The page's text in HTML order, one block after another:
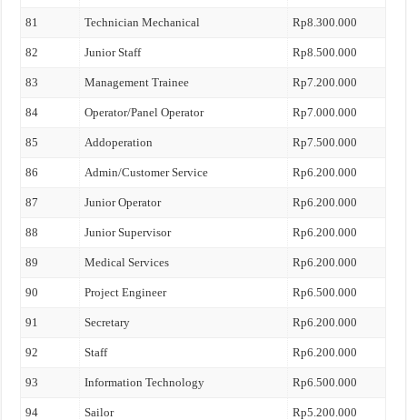
81 Technician Mechanical Rp8.300.000
82 Junior Staff Rp8.500.000
83 Management Trainee Rp7.200.000
84 Operator/Panel Operator Rp7.000.000
85 Addoperation Rp7.500.000
86 Admin/Customer Service Rp6.200.000
87 Junior Operator Rp6.200.000
88 Junior Supervisor Rp6.200.000
89 Medical Services Rp6.200.000
90 Project Engineer Rp6.500.000
91 Secretary Rp6.200.000
92 Staff Rp6.200.000
93 Information Technology Rp6.500.000
94 Sailor Rp5.200.000